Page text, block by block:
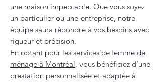
une maison impeccable. Que vous soyez
un particulier ou une entreprise, notre
équipe saura répondre à vos besoins avec
rigueur et précision.
En optant pour les services de femme de
ménage à Montréal, vous bénéficiez d’une
prestation personnalisée et adaptée à